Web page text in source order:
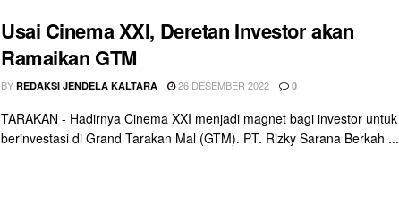
Usai Cinema XXI, Deretan Investor akan
Ramaikan GTM
BY REDAKSI JENDELA KALTARA 26 DESEMBER 2022 0
TARAKAN - Hadirnya Cinema XXI menjadi magnet bagi investor untuk
berinvestasi di Grand Tarakan Mal (GTM). PT. Rizky Sarana Berkah ...